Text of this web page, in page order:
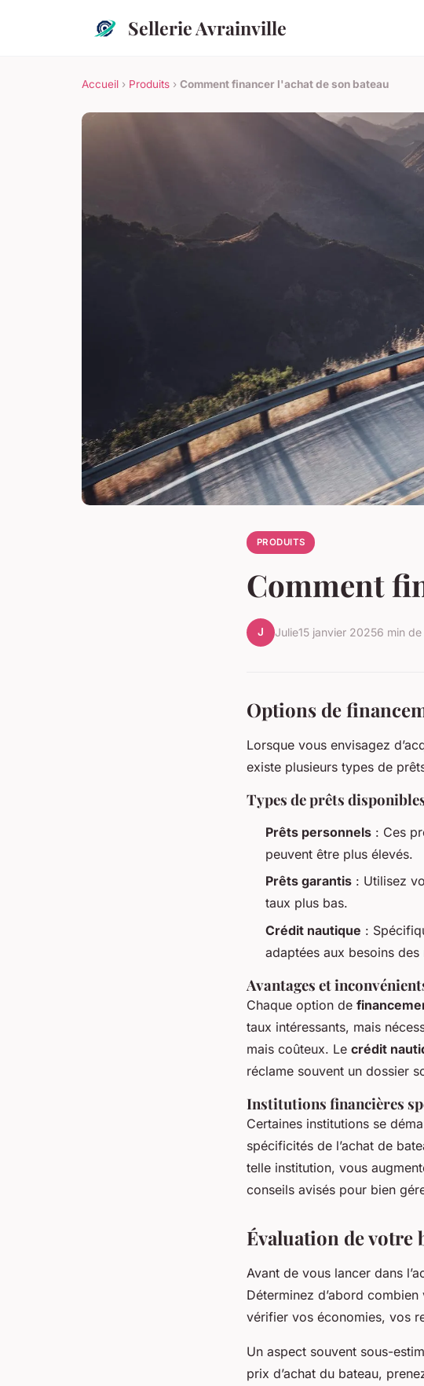
Sellerie Avrainville
Accueil › Produits › Comment financer l'achat de son bateau
PRODUITS
Comment
J Julie15 janvier 20256 min
Options de
Lorsque vous envisagez
existe plusieurs types de
Types de prêts
Prêts personnels : Ces
peuvent être plus élevés.
Prêts garantis : Utilisez
taux plus bas.
Crédit nautique :
adaptées aux besoins des
Avantages et
Chaque option de
taux intéressants, mais
mais coûteux. Le crédit
réclame souvent un dossier
Institutions financières
Certaines institutions se
spécificités de l’achat de
telle institution, vous
conseils avisés pour bien
Évaluation de votre
Avant de vous lancer dans
Déterminez d’abord
vérifier vos économies, vos
Un aspect souvent sous-
prix d’achat du bateau,